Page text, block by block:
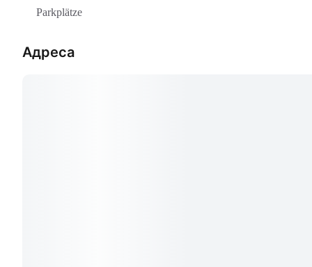
Parkplätze
Адреса